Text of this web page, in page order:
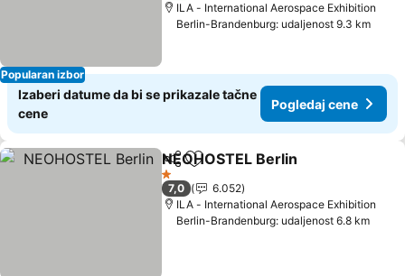
Popularan izbor
ILA - International Aerospace Exhibition
Berlin-Brandenburg: udaljenost 9.3 km
Izaberi datume da bi se prikazale tačne
cene
Pogledaj cene
Deli Dodati u favorite
NEOHOSTEL Berlin
1 Zvezdice
7,0
6.052
ILA - International Aerospace Exhibition
Berlin-Brandenburg: udaljenost 6.8 km